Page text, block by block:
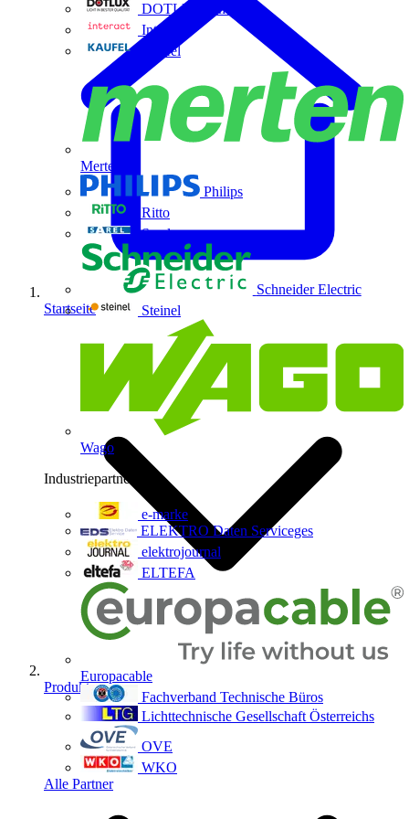
DOTLUX GmbH
Interact
Kaufel
Merten
Philips
Ritto
Sarel
Schneider Electric
Steinel
Wago
Industriepartner
e-marke
ELEKTRO Daten Serviceges
elektrojournal
ELTEFA
Europacable
Fachverband Technische Büros
Lichttechnische Gesellschaft Österreichs
OVE
WKO
Alle Partner
Startseite
Produkte